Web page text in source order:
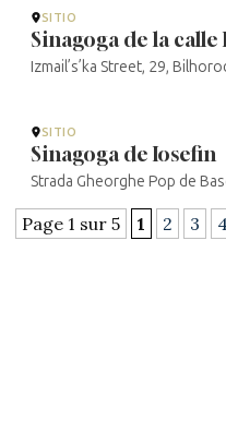
SITIO
Sinagoga de la calle
Izmail’s’ka Street, 29,
SITIO
Sinagoga de Iosefin
Strada Gheorghe Pop de
Page 1 sur 5 1 2 3